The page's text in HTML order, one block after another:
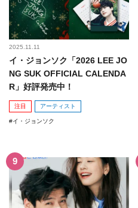
2025.11.11
イ・ジョンソク「2026 LEE JO
NG SUK OFFICIAL CALENDA
R」好評発売中！
注目 アーティスト
イ・ジョンソク